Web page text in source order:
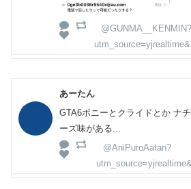
@GUNMA__KENMIN?
あーたん
GTA6ボニーとクライドとか ナ
ーズ味がある...
@AniPuroAatan?